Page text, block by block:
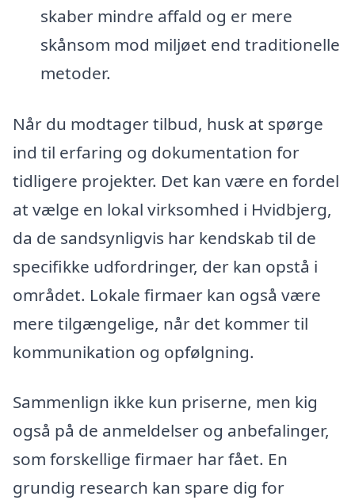
skaber mindre affald og er mere
skånsom mod miljøet end traditionelle
metoder.
Når du modtager tilbud, husk at spørge
ind til erfaring og dokumentation for
tidligere projekter. Det kan være en fordel
at vælge en lokal virksomhed i Hvidbjerg,
da de sandsynligvis har kendskab til de
specifikke udfordringer, der kan opstå i
området. Lokale firmaer kan også være
mere tilgængelige, når det kommer til
kommunikation og opfølgning.
Sammenlign ikke kun priserne, men kig
også på de anmeldelser og anbefalinger,
som forskellige firmaer har fået. En
grundig research kan spare dig for